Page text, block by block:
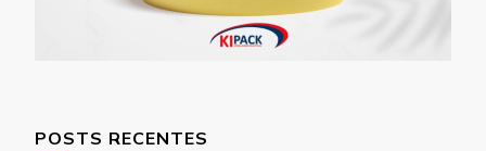
POSTS RECENTES